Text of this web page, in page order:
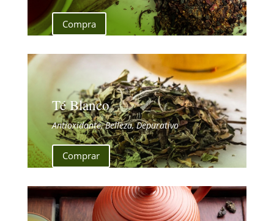
Compra
Té Blanco
Antioxidante, Belleza, Depurativo
Comprar